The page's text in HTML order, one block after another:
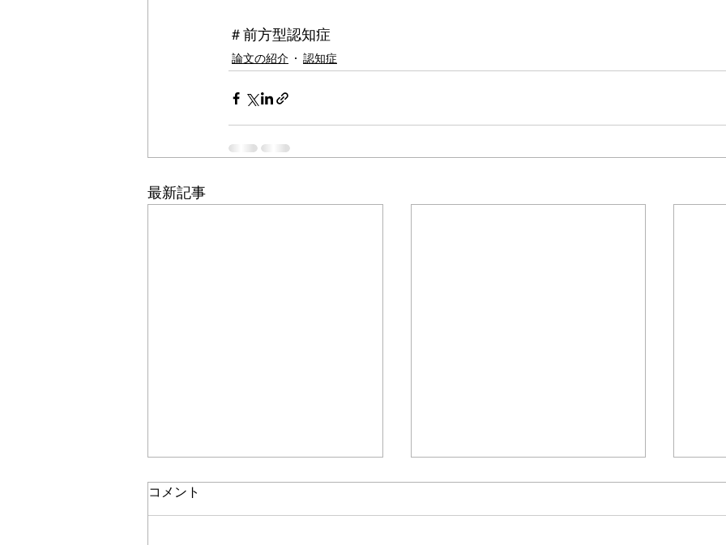
＃前方型認知症
論文の紹介 認知症
最新記事
コメント